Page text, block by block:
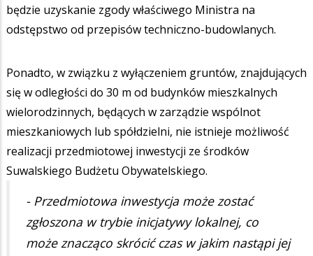
będzie uzyskanie zgody właściwego Ministra na
odstępstwo od przepisów techniczno-budowlanych.
Ponadto, w związku z wyłączeniem gruntów, znajdujących
się w odległości do 30 m od budynków mieszkalnych
wielorodzinnych, będących w zarządzie wspólnot
mieszkaniowych lub spółdzielni, nie istnieje możliwość
realizacji przedmiotowej inwestycji ze środków
Suwalskiego Budżetu Obywatelskiego.
- Przedmiotowa inwestycja może zostać
zgłoszona w trybie inicjatywy lokalnej, co
może znacząco skrócić czas w jakim nastąpi jej